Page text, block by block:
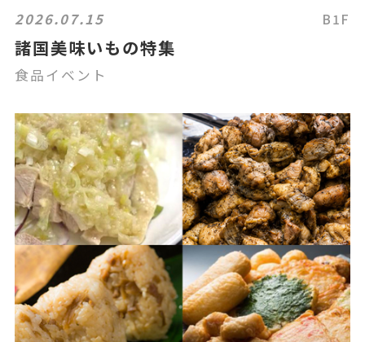
2026.07.15 B1F
諸国美味いもの特集
食品イベント